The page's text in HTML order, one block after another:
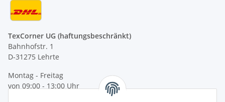
TexCorner UG (haftungsbeschränkt)
Bahnhofstr. 1
D-31275 Lehrte
Montag - Freitag
von 09:00 - 13:00 Uhr